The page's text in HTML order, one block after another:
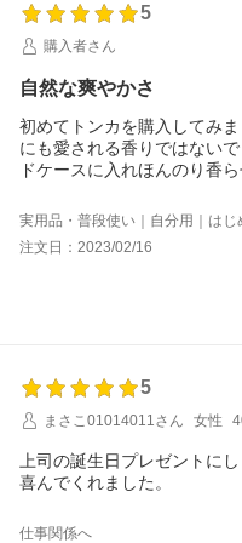
5
購入者さん
自然な爽やかさ
初めてトンカを購入してみ
にも愛される香りではない
ドケースに入れほんのり香
すね。。結構持続しますが
です。
実用品・普段使い｜自分用｜はじ
注文日：2023/02/16
5
まさこ01014011さん
女性
上司の誕生日プレゼントにし
喜んでくれました。
仕事関係へ